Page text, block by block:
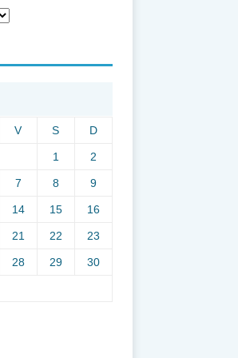
V S D
1 2
7 8 9
14 15 16
21 22 23
28 29 30